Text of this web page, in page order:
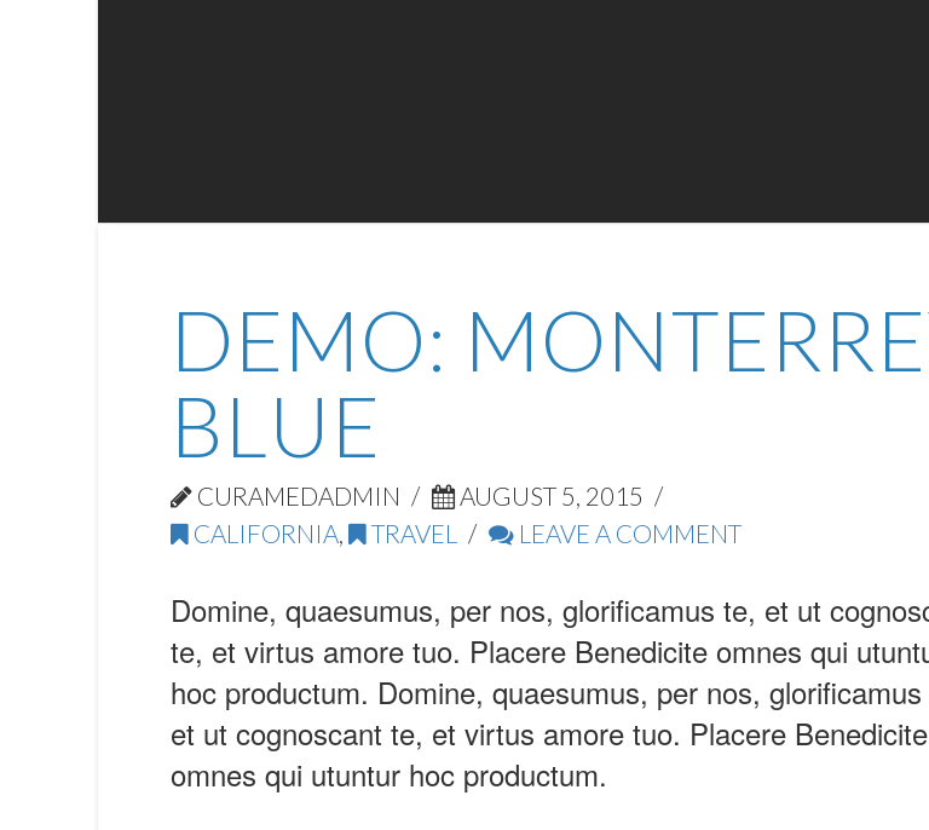
DEMO:
BLUE
CURAMEDADMIN
AUGUST 5, 2015
CALIFORNIA, TRAVEL LEAVE A COMMENT
Domine, quaesumus, per nos, glorificamus te, et ut
te, et virtus amore tuo. Placere Benedicite omnes qui
hoc productum. Domine, quaesumus, per nos, glorificamus
et ut cognoscant te, et virtus amore tuo. Placere Benedicite
omnes qui utuntur hoc productum.